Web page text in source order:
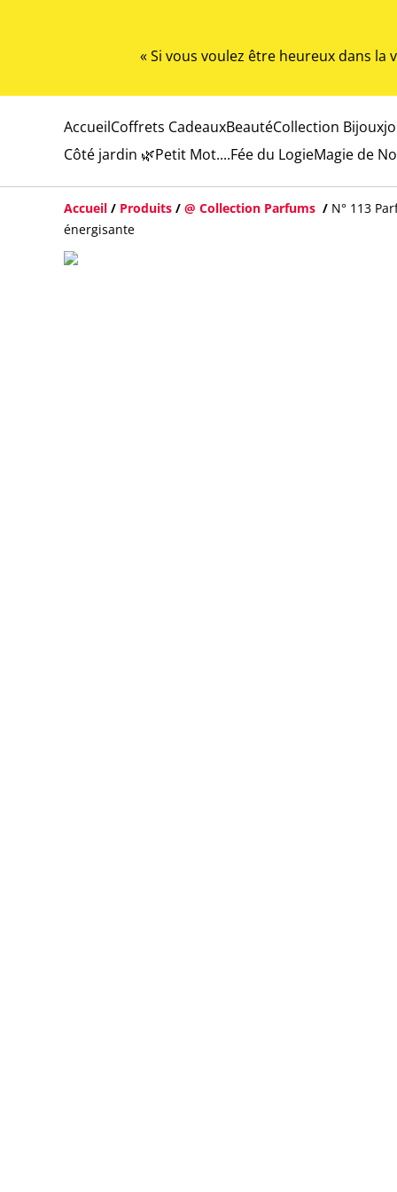
« Si vous voulez être heureux dans
AccueilCoffrets CadeauxBeautéCollection Bijoux
Côté jardin 🌿Petit Mot....Fée du LogieMagie de
Accueil / Produits / @ Collection Parfums / N° 113
énergisante